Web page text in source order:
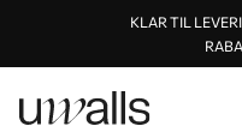
KLAR TIL